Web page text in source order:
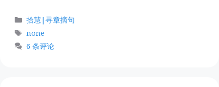
分
拾慧|寻章摘句
标
签
none
6 条评论